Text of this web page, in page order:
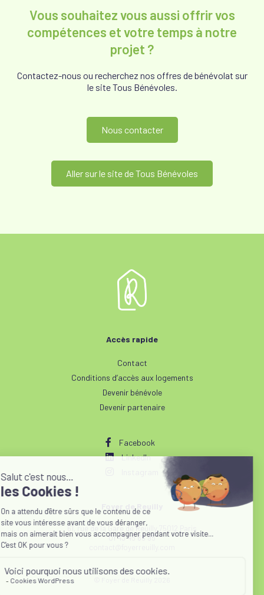
Vous souhaitez vous aussi offrir vos
compétences et votre temps à notre
projet ?
Contactez-nous ou recherchez nos offres de bénévolat sur
le site Tous Bénévoles.
Nous contacter
Aller sur le site de Tous Bénévoles
Accès rapide
Contact
Conditions d’accès aux logements
Devenir bénévole
Devenir partenaire
Facebook
LinkedIn
Foyer de Reuilly
61, rue de la Gare de Reuilly 75012 Paris
01 43 45 65 95